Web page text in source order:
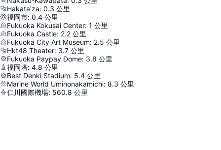
Hakata'za: 0.3 公里
福岡市: 0.4 公里
Fukuoka Kokusai Center: 1 公里
Fukuoka Castle: 2.2 公里
Fukuoka City Art Museum: 2.5 公里
Hkt48 Theater: 3.7 公里
Fukuoka Paypay Dome: 3.8 公里
福岡塔: 4.8 公里
Best Denki Stadium: 5.4 公里
Marine World Uminonakamichi: 8.3 公里
仁川國際機場: 560.8 公里